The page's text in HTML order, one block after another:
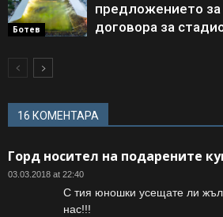
Ботев
предложението за
договора за
16 КОМЕНТАРА
Горд носител на подарените
03.03.2018 at 22:40
С тия юношки усещате ли
нас!!!